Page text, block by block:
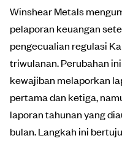
Winshear Metals
pelaporan keuangan
pengecualian regulasi
triwulanan. Perubahan
kewajiban melaporkan
pertama dan ketiga,
laporan tahunan yang
bulan. Langkah ini